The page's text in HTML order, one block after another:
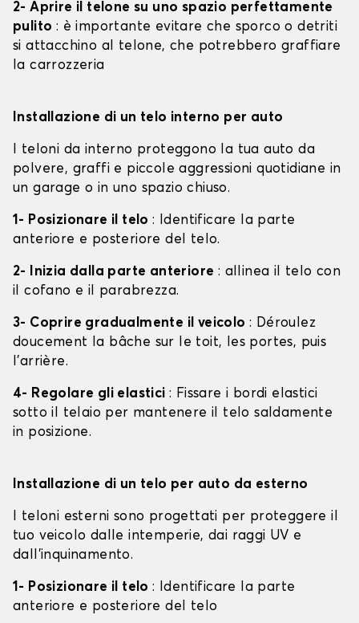
2- Aprire il telone su uno spazio perfettamente
pulito : è importante evitare che sporco o detriti
si attacchino al telone, che potrebbero graffiare
la carrozzeria
Installazione di un telo interno per auto
I teloni da interno proteggono la tua auto da
polvere, graffi e piccole aggressioni quotidiane in
un garage o in uno spazio chiuso.
1- Posizionare il telo: Identificare la parte
anteriore e posteriore del telo.
2- Inizia dalla parte anteriore : allinea il telo con
il cofano e il parabrezza.
3- Coprire gradualmente il veicolo : Déroulez
doucement la bâche sur le toit, les portes, puis
l'arrière.
4- Regolare gli elastici : Fissare i bordi elastici
sotto il telaio per mantenere il telo saldamente
in posizione.
Installazione di un telo per auto da esterno
I teloni esterni sono progettati per proteggere il
tuo veicolo dalle intemperie, dai raggi UV e
dall'inquinamento.
1- Posizionare il telo: Identificare la parte
anteriore e posteriore del telo